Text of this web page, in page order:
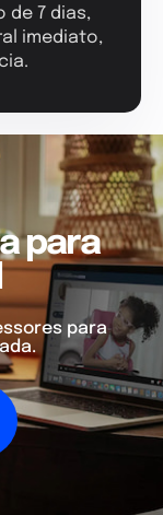
de 7 dias,
imediato,
para
para